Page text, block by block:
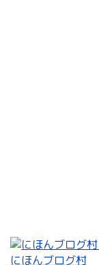
にほんブログ村